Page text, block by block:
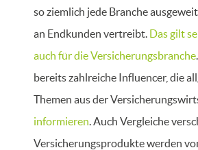
so ziemlich jede Branche
an Endkunden vertreibt. Das gilt
auch für die Versicherungsbranche
bereits zahlreiche Influencer, die
Themen aus der
informieren. Auch Vergleiche
Versicherungsprodukte werden